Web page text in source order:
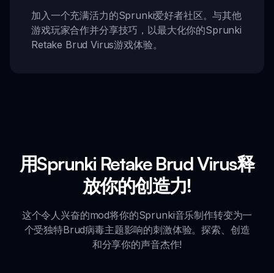
加入一个充满活力的Sprunki爱好者社区。与其他
游戏玩家合作并分享技巧，以最大化你的Sprunki
Retake Brud Virus游戏体验。
用Sprunki Retake Brud Virus释
放你的创造力!
这个令人兴奋的mod将你的Sprunki音乐制作转变为一
个受独特Brud病毒主题影响的刺激体验。探索、创造
和分享你的声音杰作!